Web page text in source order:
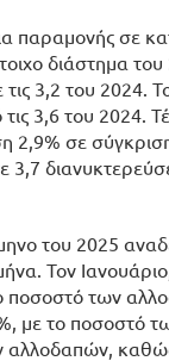
παραμονής σε
διάστημα του
3,2 του 2024.
3,6 του 2024.
σε
του 2025
Τον
ποσοστό των
με το ποσοστό
αλλοδαπών,